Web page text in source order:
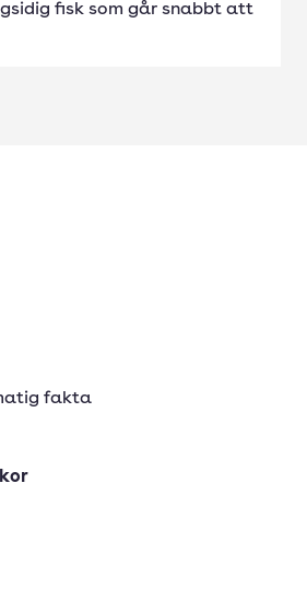
fisk som går snabbt att
fakta